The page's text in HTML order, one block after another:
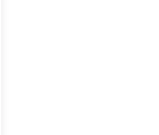
ein oder benutze